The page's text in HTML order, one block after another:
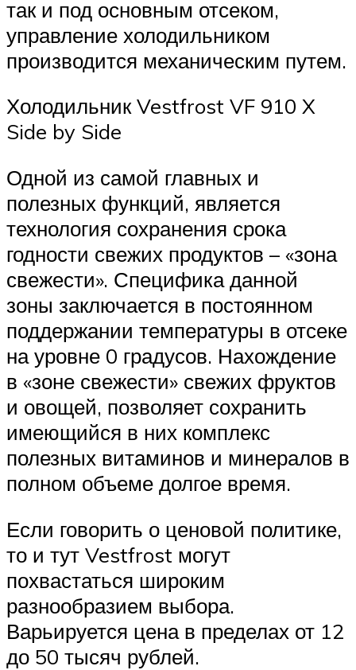
так и под основным отсеком,
управление холодильником
производится механическим путем.
Холодильник Vestfrost VF 910 X
Side by Side
Одной из самой главных и
полезных функций, является
технология сохранения срока
годности свежих продуктов – «зона
свежести». Специфика данной
зоны заключается в постоянном
поддержании температуры в отсеке
на уровне 0 градусов. Нахождение
в «зоне свежести» свежих фруктов
и овощей, позволяет сохранить
имеющийся в них комплекс
полезных витаминов и минералов в
полном объеме долгое время.
Если говорить о ценовой политике,
то и тут Vestfrost могут
похвастаться широким
разнообразием выбора.
Варьируется цена в пределах от 12
до 50 тысяч рублей.